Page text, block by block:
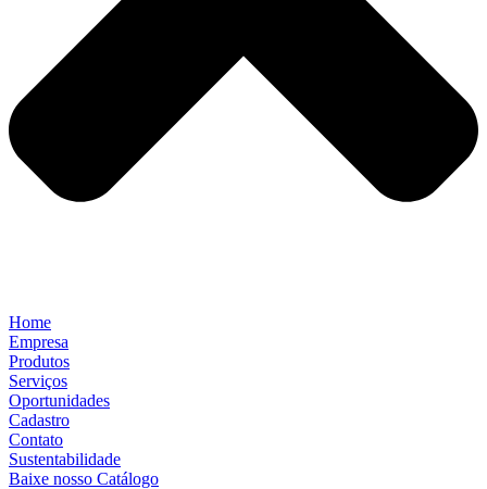
Home
Empresa
Produtos
Serviços
Oportunidades
Cadastro
Contato
Sustentabilidade
Baixe nosso Catálogo